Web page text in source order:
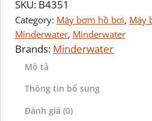
SKU: B4351
Category: Máy bơm hồ bơi, Máy
Minderwater, Minderwater
Brands: Minderwater
Mô tả
Thông tin bổ sung
Đánh giá (0)